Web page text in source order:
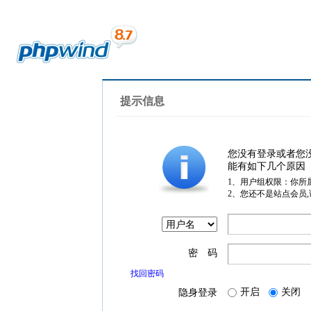
提示信息
您没有登录或者您
能有如下几个原因
1、用户组权限：你所
2、您还不是站点会员
密 码
找回密码
隐身登录 开启 关闭